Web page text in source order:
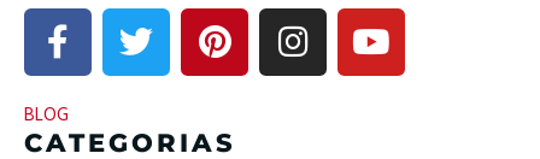
BLOG
CATEGORIAS